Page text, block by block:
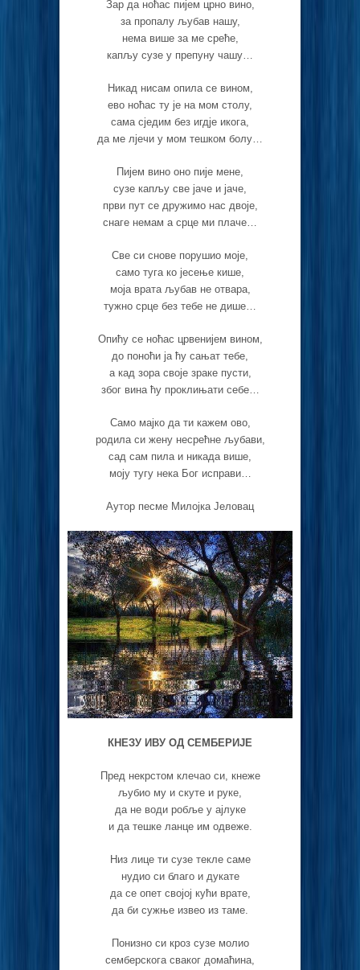
Зар да ноћас пијем црно вино,
за пропалу љубав нашу,
нема више за ме среће,
капљу сузе у препуну чашу…
Никад нисам опила се вином,
ево ноћас ту је на мом столу,
сама сједим без игдје икога,
да ме лјечи у мом тешком болу…
Пијем вино оно пије мене,
сузе капљу све јаче и јаче,
први пут се дружимо нас двоје,
снаге немам а срце ми плаче…
Све си снове порушио моје,
само туга ко јесење кише,
моја врата љубав не отвара,
тужно срце без тебе не дише…
Опићу се ноћас црвенијем вином,
до поноћи ја ћу сањат тебе,
а кад зора своје зраке пусти,
због вина ћу проклињати себе…
Само мајко да ти кажем ово,
родила си жену несрећне љубави,
сад сам пила и никада више,
моју тугу нека Бог исправи…
Аутор песме Милојка Јеловац
КНЕЗУ ИВУ ОД СЕМБЕРИЈЕ
Пред некрстом клечао си, кнеже
љубио му и скуте и руке,
да не води робље у ајлуке
и да тешке ланце им одвеже.
Низ лице ти сузе текле саме
нудио си благо и дукате
да се опет својој кући врате,
да би сужње извео из таме.
Понизно си кроз сузе молио
семберскога сваког домаћина,